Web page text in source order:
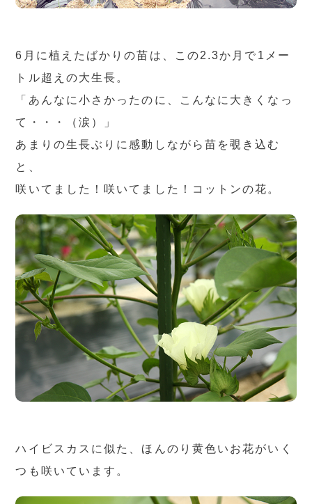
6月に植えたばかりの苗は、この2.3か月で1メー
トル超えの大生長。
「あんなに小さかったのに、こんなに大きくなっ
て・・・（涙）」
あまりの生長ぶりに感動しながら苗を覗き込む
と、
咲いてました！咲いてました！コットンの花。
ハイビスカスに似た、ほんのり黄色いお花がいく
つも咲いています。